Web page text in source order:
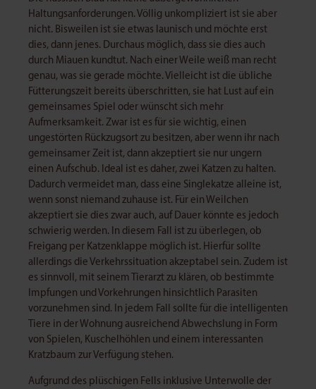
Haltungsanforderungen. Völlig unkompliziert ist sie aber
nicht. Bisweilen ist sie etwas launisch und möchte erst
dies, dann jenes. Durchaus möglich, dass sie dies auch
durch Miauen kundtut. Nach einer Weile weiß man recht
genau, was sie gerade möchte. Vielleicht ist die übliche
Fütterungszeit bereits überschritten, sie hat Lust auf ein
gemeinsames Spiel oder wünscht sich mehr
Aufmerksamkeit. Zwar ist es für sie wichtig, einen
ungestörten Rückzugsort zu besitzen, aber wenn ihr nach
gemeinsamer Zeit ist, dann akzeptiert sie nur ungern
einen Aufschub. Ideal ist es daher, zwei Katzen zu halten.
Dadurch vermeidet man, dass eine Singlekatze alleine ist,
wenn sonst niemand zuhause ist. Für ein Weilchen
akzeptiert sie dies zwar auch, auf Dauer könnte es jedoch
schwierig werden. In diesem Fall ist zu überlegen, ob
Freigang per Katzenklappe möglich ist. Hierfür sollte
allerdings die Verkehrssituation akzeptabel sein. Zudem ist
es sinnvoll, mit seinem Tierarzt zu klären, ob bestimmte
Impfungen und Vorkehrungen hinsichtlich Parasiten
vorzunehmen sind. In jedem Fall sollte für die intelligenten
Tiere in der Wohnung ausreichend Abwechslung in Form
von Spielen, Kuschelhöhlen und einem interessanten
Kratzbaum zur Verfügung stehen.
Aufgrund des plüschigen Fells inklusive Unterwolle der